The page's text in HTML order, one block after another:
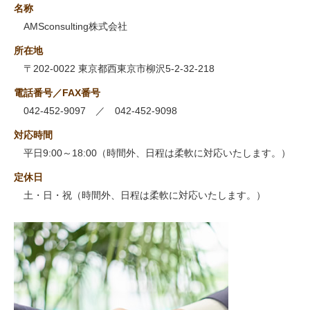
名称
AMSconsulting株式会社
所在地
〒202-0022 東京都西東京市柳沢5-2-32-218
電話番号／FAX番号
042-452-9097 ／ 042-452-9098
対応時間
平日9:00～18:00（時間外、日程は柔軟に対応いたします。）
定休日
土・日・祝（時間外、日程は柔軟に対応いたします。）